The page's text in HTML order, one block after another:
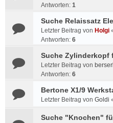
Antworten: 1
Suche Relaissatz
Letzter Beitrag von Holgi
Antworten: 6
Suche Zylinderkopf
Letzter Beitrag von
Antworten: 6
Bertone X1/9
Letzter Beitrag von Goldi
Suche "Knochen"